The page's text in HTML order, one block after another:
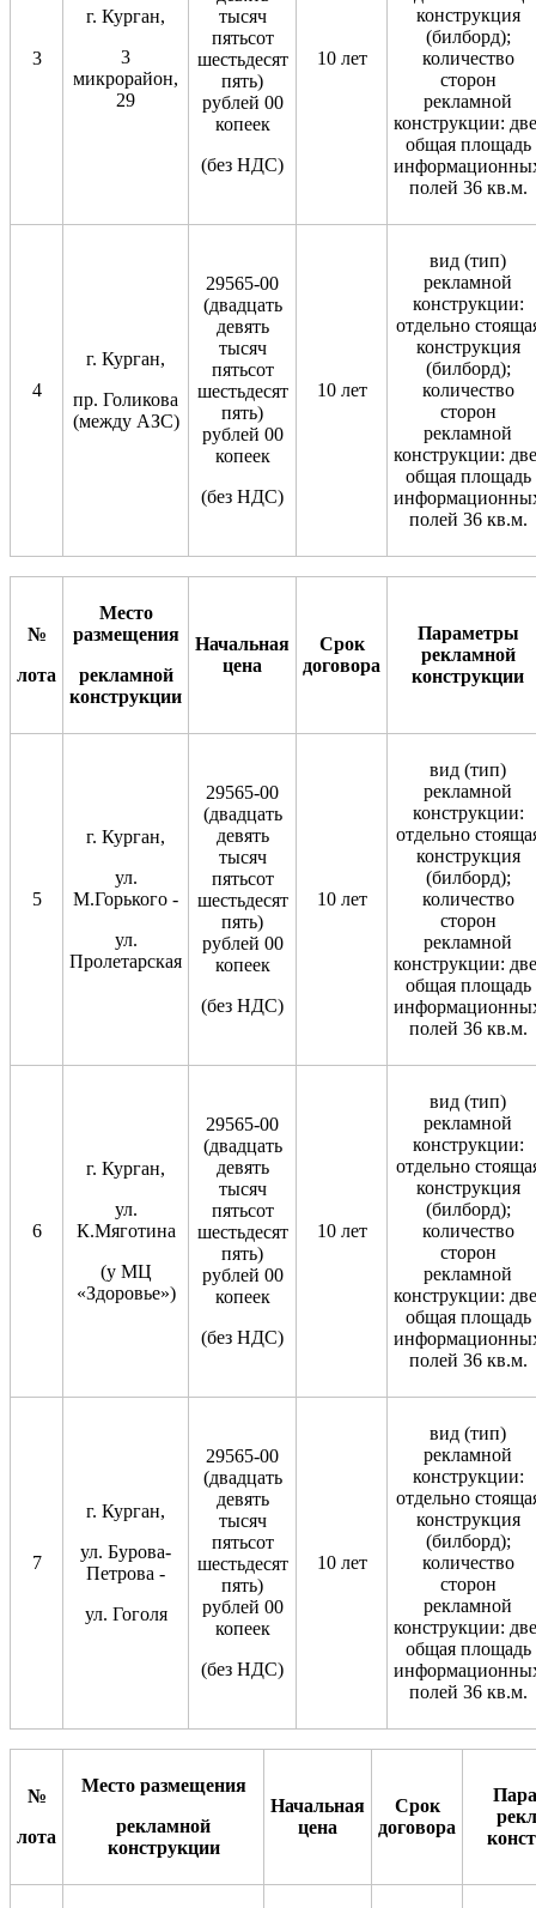
3
г. Курган,
3
микрорайон,
29
тысяч
пятьсот
шестьдесят
пять)
рублей 00
копеек
(без НДС)
10 лет
конструкция
(билборд);
количество
сторон
рекламной
конструкции:
общая площадь
полей 36 кв.м.
4
г. Курган,
пр. Голикова
(между АЗС)
29565-00
(двадцать
девять
тысяч
пятьсот
шестьдесят
пять)
рублей 00
копеек
(без НДС)
10 лет
вид (тип)
рекламной
конструкции:
отдельно
конструкция
(билборд);
количество
сторон
рекламной
конструкции:
общая площадь
полей 36 кв.м.
№
лота
Место
размещения
рекламной
конструкции
Начальная
цена
Срок
договора
Параметры
рекламной
конструкции
5
г. Курган,
ул.
М.Горького -
ул.
Пролетарская
29565-00
(двадцать
девять
тысяч
пятьсот
шестьдесят
пять)
рублей 00
копеек
(без НДС)
10 лет
вид (тип)
рекламной
конструкции:
отдельно
конструкция
(билборд);
количество
сторон
рекламной
конструкции:
общая площадь
полей 36 кв.м.
6
г. Курган,
ул.
К.Мяготина
(у МЦ
«Здоровье»)
29565-00
(двадцать
девять
тысяч
пятьсот
шестьдесят
пять)
рублей 00
копеек
(без НДС)
10 лет
вид (тип)
рекламной
конструкции:
отдельно
конструкция
(билборд);
количество
сторон
рекламной
конструкции:
общая площадь
полей 36 кв.м.
7
г. Курган,
ул. Бурова-
Петрова -
ул. Гоголя
29565-00
(двадцать
девять
тысяч
пятьсот
шестьдесят
пять)
рублей 00
копеек
(без НДС)
10 лет
вид (тип)
рекламной
конструкции:
отдельно
конструкция
(билборд);
количество
сторон
рекламной
конструкции:
общая площадь
полей 36 кв.м.
№
лота
Место размещения
рекламной
конструкции
Начальная
цена
Срок
договора